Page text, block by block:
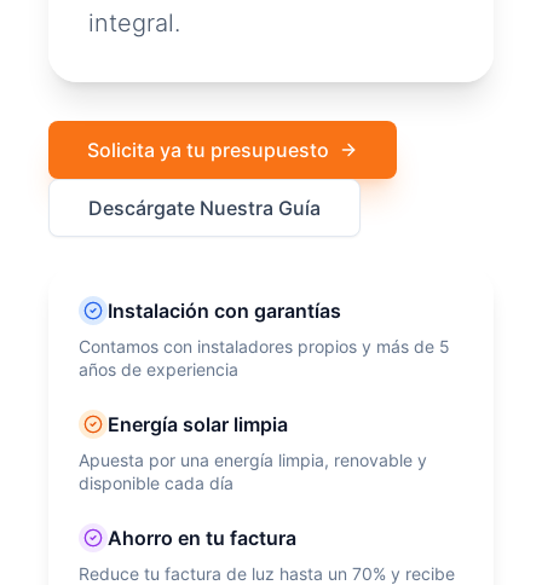
integral.
Solicita ya tu presupuesto
Descárgate Nuestra Guía
Instalación con garantías
Contamos con instaladores propios y más de 5
años de experiencia
Energía solar limpia
Apuesta por una energía limpia, renovable y
disponible cada día
Ahorro en tu factura
Reduce tu factura de luz hasta un 70% y recibe